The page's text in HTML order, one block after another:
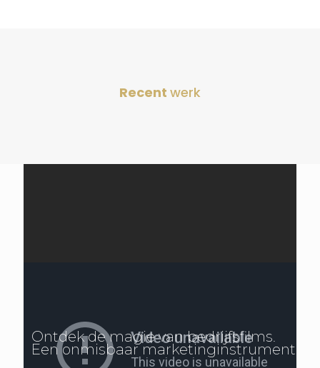
Recent werk
Ontdek de magie van bedrijfsfilms.
Een onmisbaar marketinginstrument